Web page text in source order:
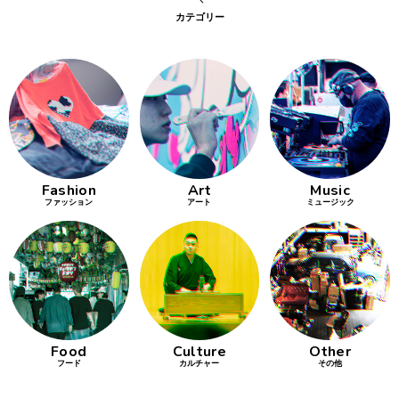
阪
の文
化
とは応援
立ったら
行動
するよう
ザインを
カテゴリー
Fashion
ファッション
Art
アート
Music
ミュージック
Food
フード
Culture
カルチャー
Other
その他